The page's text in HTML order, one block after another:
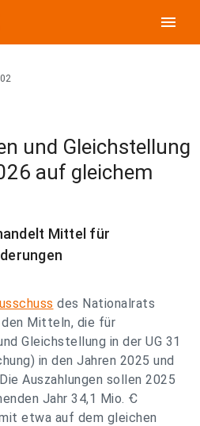
menu
und Gleichstellung
auf gleichem
Mittel für
des Nationalrats
Mitteln, die für
Gleichstellung in der UG 31
in den Jahren 2025 und
Auszahlungen sollen 2025
Jahr 34,1 Mio. Ꞓ
etwa auf dem gleichen